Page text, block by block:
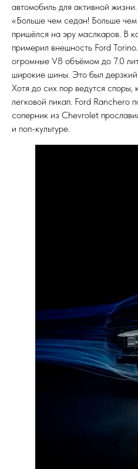
автомобиль для активной
«Больше чем седан! Больше чем
пришёлся на эру маслкаров. В
примерил внешность Ford
огромные V8 объёмом до 7.0
широкие шины. Это был
Хотя до сих пор ведутся споры,
легковой пикап. Ford Ranchero
соперник из Chevrolet
и поп-культуре.